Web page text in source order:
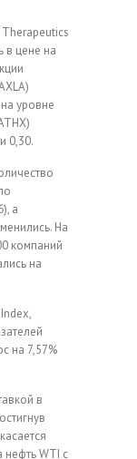
в цене на
уровне
0,30.
а
На
компаний
на
на 7,57%
в
WTI с